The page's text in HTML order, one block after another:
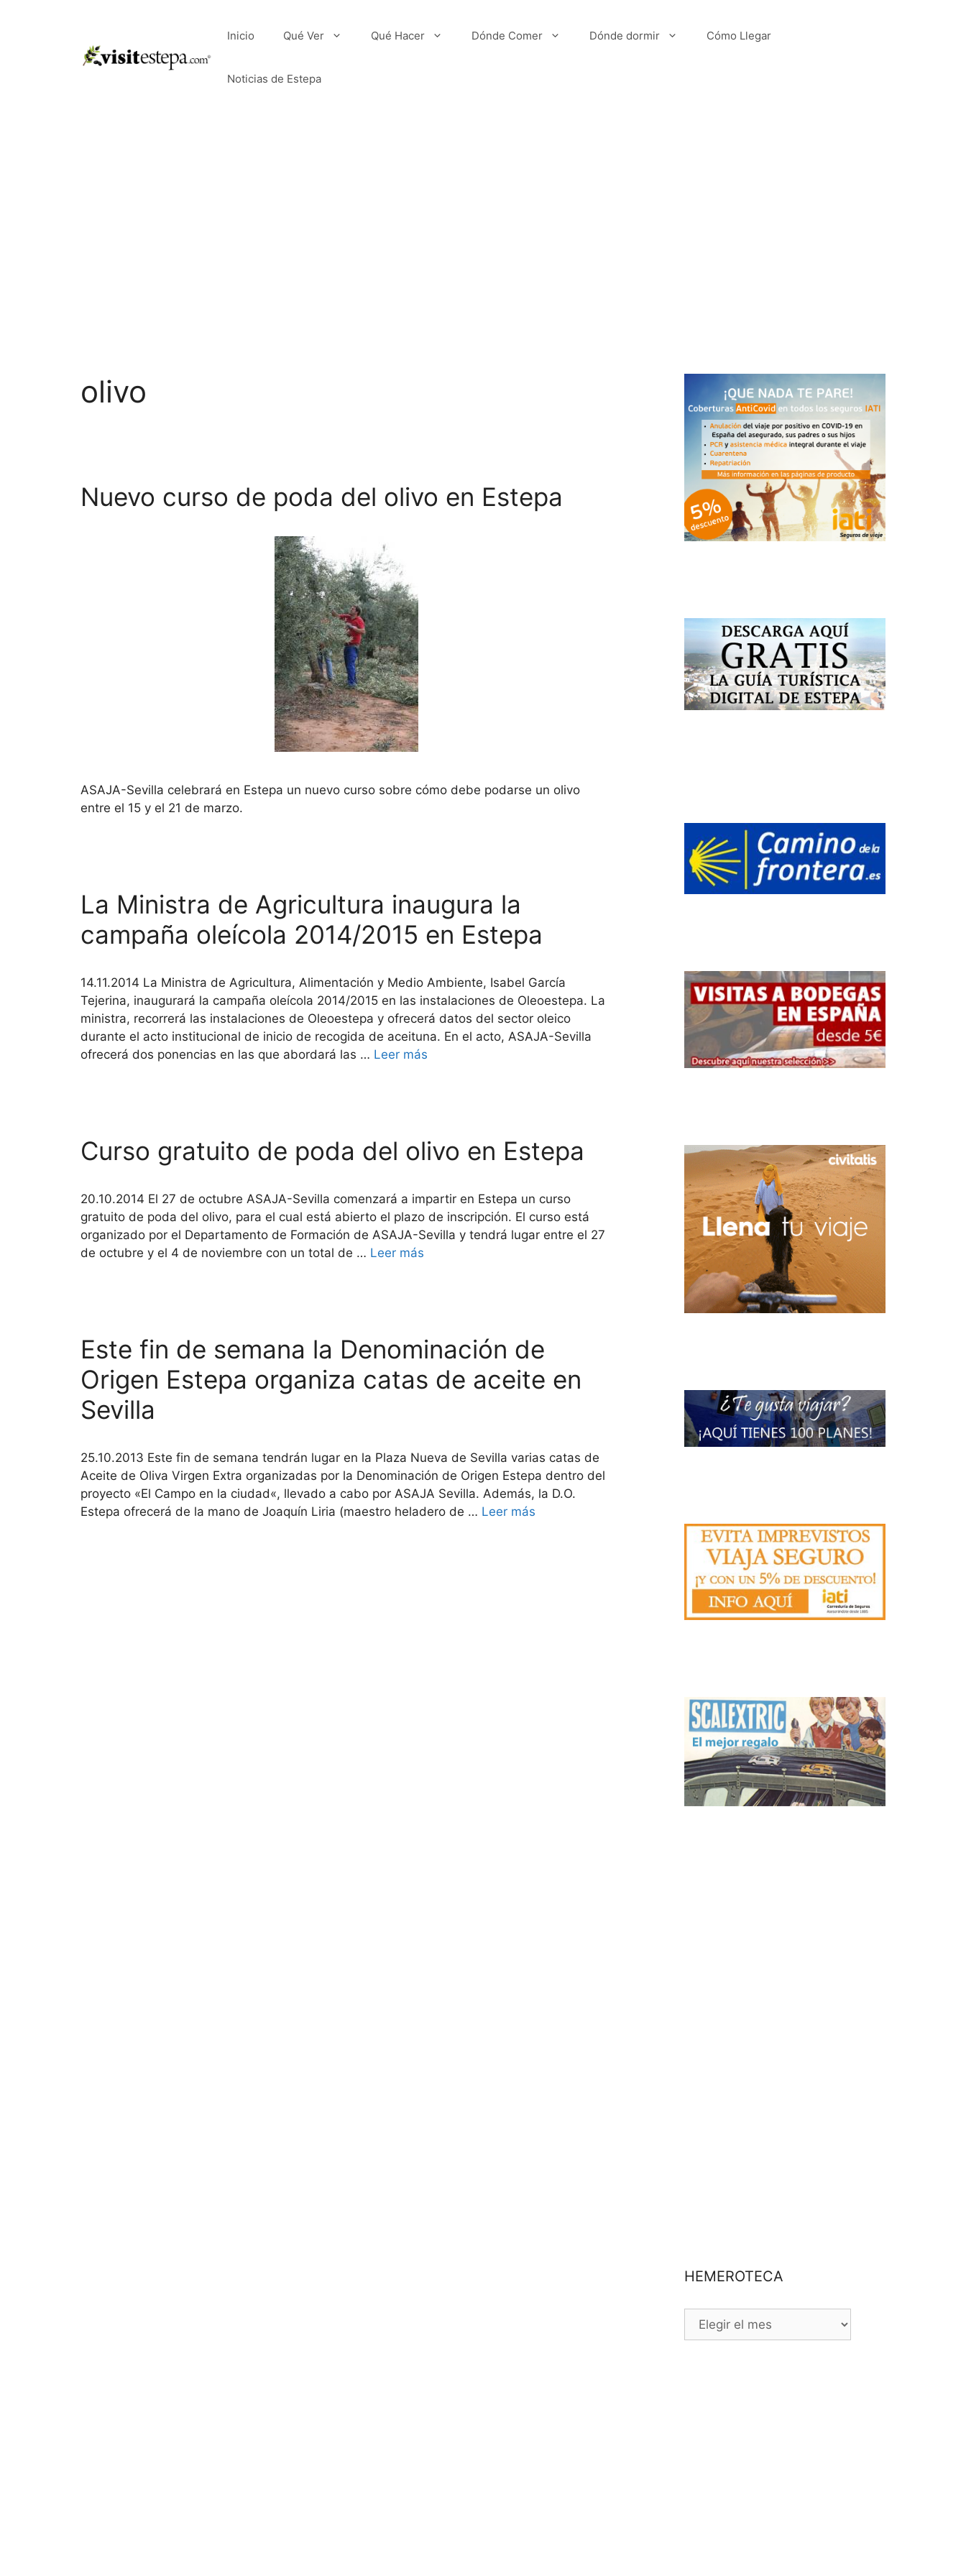
Inicio Qué Ver Qué Hacer Dónde Comer Dónde dormir Cómo Llegar
Noticias de Estepa
olivo
Nuevo curso de poda del olivo en Estepa
ASAJA-Sevilla celebrará en Estepa un nuevo curso sobre cómo debe podarse un olivo
entre el 15 y el 21 de marzo.
La Ministra de Agricultura inaugura la
campaña oleícola 2014/2015 en Estepa
14.11.2014 La Ministra de Agricultura, Alimentación y Medio Ambiente, Isabel García
Tejerina, inaugurará la campaña oleícola 2014/2015 en las instalaciones de Oleoestepa. La
ministra, recorrerá las instalaciones de Oleoestepa y ofrecerá datos del sector oleico
durante el acto institucional de inicio de recogida de aceituna. En el acto, ASAJA-Sevilla
ofrecerá dos ponencias en las que abordará las … Leer más
Curso gratuito de poda del olivo en Estepa
20.10.2014 El 27 de octubre ASAJA-Sevilla comenzará a impartir en Estepa un curso
gratuito de poda del olivo, para el cual está abierto el plazo de inscripción. El curso está
organizado por el Departamento de Formación de ASAJA-Sevilla y tendrá lugar entre el 27
de octubre y el 4 de noviembre con un total de … Leer más
Este fin de semana la Denominación de
Origen Estepa organiza catas de aceite en
Sevilla
25.10.2013 Este fin de semana tendrán lugar en la Plaza Nueva de Sevilla varias catas de
Aceite de Oliva Virgen Extra organizadas por la Denominación de Origen Estepa dentro del
proyecto «El Campo en la ciudad«, llevado a cabo por ASAJA Sevilla. Además, la D.O.
Estepa ofrecerá de la mano de Joaquín Liria (maestro heladero de … Leer más
HEMEROTECA
HEMEROTECA